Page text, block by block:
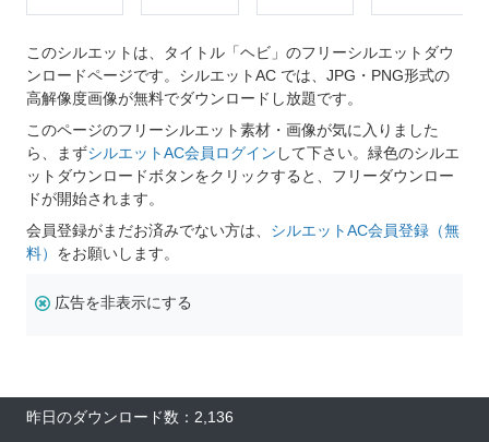
このシルエットは、タイトル「ヘビ」のフリーシルエットダウ
ンロードページです。シルエットAC では、JPG・PNG形式の
高解像度画像が無料でダウンロードし放題です。
このページのフリーシルエット素材・画像が気に入りました
ら、まずシルエットAC会員ログイン して下さい。緑色のシルエ
ットダウンロードボタンをクリックすると、フリーダウンロー
ドが開始されます。
会員登録がまだお済みでない方は、 シルエットAC会員登録（無
料） をお願いします。
広告を非表示にする
昨日のダウンロード数：2,136